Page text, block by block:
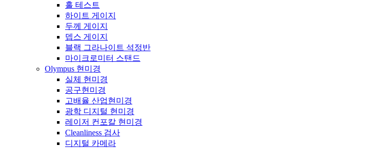
홀 테스트
하이트 게이지
두께 게이지
뎁스 게이지
블랙 그라나이트 석정반
마이크로미터 스탠드
Olympus 현미경
실체 현미경
공구현미경
고배율 산업현미경
광학 디지털 현미경
레이저 컨포칼 현미경
Cleanliness 검사
디지털 카메라